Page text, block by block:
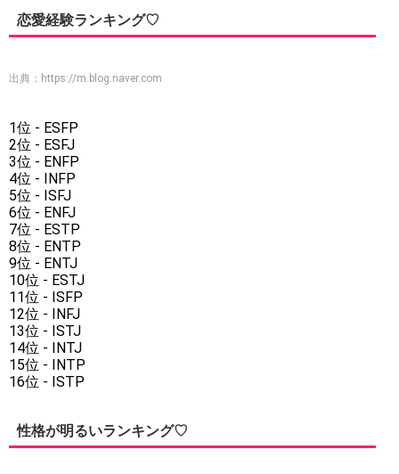
恋愛経験ランキング♡
出典： https://m.blog.naver.com
1位 - ESFP
2位 - ESFJ
3位 - ENFP
4位 - INFP
5位 - ISFJ
6位 - ENFJ
7位 - ESTP
8位 - ENTP
9位 - ENTJ
10位 - ESTJ
11位 - ISFP
12位 - INFJ
13位 - ISTJ
14位 - INTJ
15位 - INTP
16位 - ISTP
性格が明るいランキング♡